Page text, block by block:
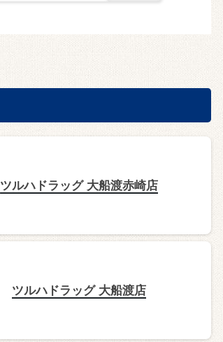
ツルハドラッグ 大船渡赤崎店
ツルハドラッグ 大船渡店